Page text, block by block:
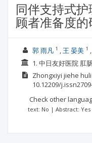
同伴支持式
顾者准备度的
郭 雨凡 1 王 晏美 1
1. 中日友好医院 肛
Zhongxiyi jiehe huli
10.12209/
Check other
text: No | Abstract: